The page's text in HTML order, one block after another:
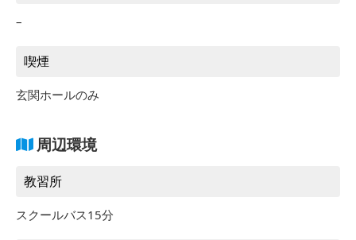
–
喫煙
玄関ホールのみ
周辺環境
教習所
スクールバス15分